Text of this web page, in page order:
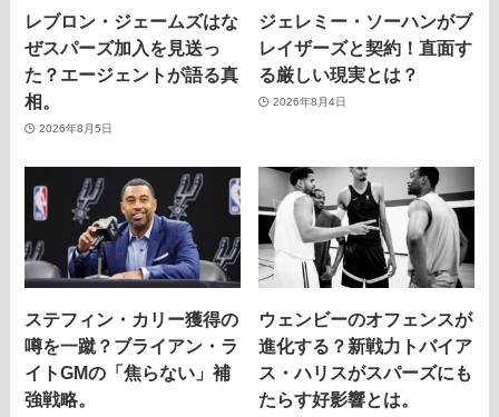
レブロン・ジェームズはな
ぜスパーズ加入を見送っ
た？エージェントが語る真
相。
2026年8月5日
ジェレミー・ソーハンがブ
レイザーズと契約！直面す
る厳しい現実とは？
2026年8月4日
ステフィン・カリー獲得の
噂を一蹴？ブライアン・ラ
イトGMの「焦らない」補
強戦略。
ウェンビーのオフェンスが
進化する？新戦力トバイア
ス・ハリスがスパーズにも
たらす好影響とは。